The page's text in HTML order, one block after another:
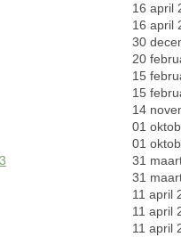
16 april
16 april
30
20
15
15
14
01
01
31
31
11 april
11 april
11 april